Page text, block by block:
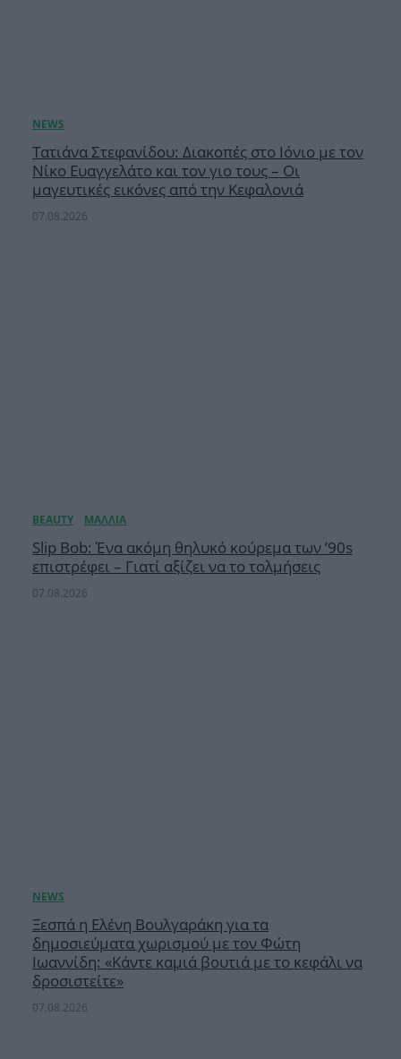
Τατιάνα Στεφανίδου: Διακοπές στο Ιόνιο με τον
Νίκο Ευαγγελάτο και τον γιο τους – Οι
μαγευτικές εικόνες από την Κεφαλονιά
07.08.2026
Slip Bob: Ένα ακόμη θηλυκό κούρεμα των ’90s
επιστρέφει – Γιατί αξίζει να το τολμήσεις
07.08.2026
Ξεσπά η Ελένη Βουλγαράκη για τα
δημοσιεύματα χωρισμού με τον Φώτη
Ιωαννίδη: «Κάντε καμιά βουτιά με το κεφάλι να
δροσιστείτε»
07.08.2026